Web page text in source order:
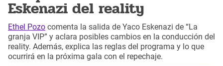
Eskenazi del reality
Ethel Pozo comenta la salida de Yaco Eskenazi de “La
granja VIP” y aclara posibles cambios en la conducción del
reality. Además, explica las reglas del programa y lo que
ocurrirá en la próxima gala con el repechaje.